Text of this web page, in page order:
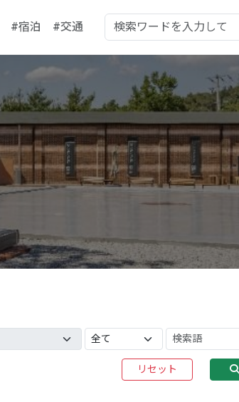
#宿泊 #交通
リセット